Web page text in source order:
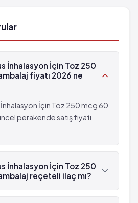
İnhalasyon İçin Toz 250
fiyatı 2026 ne
İnhalasyon İçin Toz 250 mcg 60
perakende satış fiyatı
İnhalasyon İçin Toz 250
reçeteli ilaç mı?
İnhalasyon İçin Toz 250